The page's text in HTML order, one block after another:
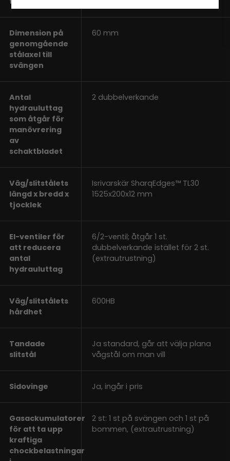
Dimension på
genomgående
stålaxel till
svängen
60 mm
Antal
hydrauluttag
som åtgår för
manövrering
av
schaktbladet
2 dubbelverkande
Väg/slitstålets
längd x bredd x
tjocklek
Isrivarskär SharqEdges™ TL30
1525x200x12 mm
El-ventiler för
att reducera
antal
hydrauluttag
6/2-ventil; åtgår 1 st.
dubbelverkande istället för 2 st.
(extrautrustning)
Väg/slitstålets
hårdhet
600HB
Tandade
slitstål
Ja standard, går att välja plana
vågstål om man vill
Sidovinge Ja, ingår i pris
Gasackumulatorer
för att ta upp
kraftiga
chockbelastningar
2 st: 1 st på svängen och 1 st på
bommen, (extrautrustning)